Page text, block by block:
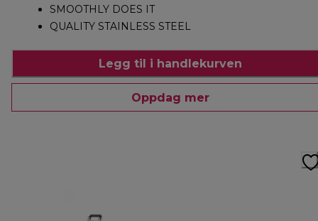
SMOOTHLY DOES IT
QUALITY STAINLESS STEEL
Legg til i handlekurven
Oppdag mer